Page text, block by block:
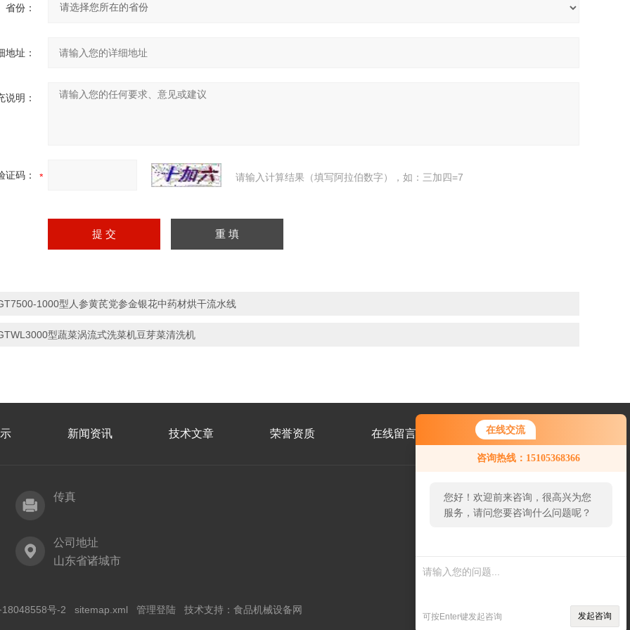
在线交流
咨询热线：15105368366
您好！欢迎前来咨询，很高兴为您
服务，请问您要咨询什么问题呢？
好，
看您
很久
可按Enter键发起咨询 发起咨询
省份：
地址：
说明：
证码： 请输入计算结果（填写阿拉伯数字），如：三加四=7
1000型人参黄芪党参金银花中药材烘干流水线
型蔬菜涡流式洗菜机豆芽菜清洗机
新闻资讯 技术文章 荣誉资质 在线留言 联系我们
传真
公司地址
山东省诸城市
18048558号-2 sitemap.xml 管理登陆 技术支持： 食品机械设备网
码